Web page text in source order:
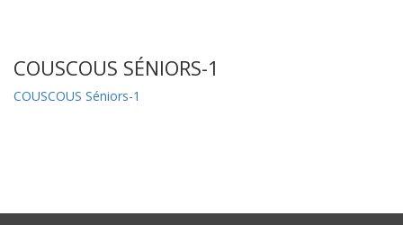
COUSCOUS SÉNIORS-1
COUSCOUS Séniors-1